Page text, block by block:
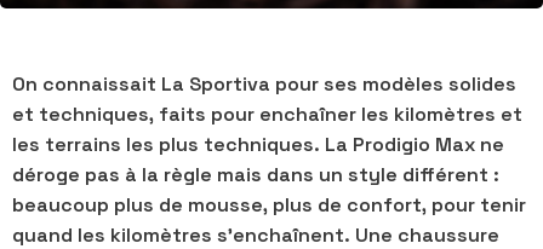
On connaissait La Sportiva pour ses modèles solides
et techniques, faits pour enchaîner les kilomètres et
les terrains les plus techniques. La Prodigio Max ne
déroge pas à la règle mais dans un style différent :
beaucoup plus de mousse, plus de confort, pour tenir
quand les kilomètres s’enchaînent. Une chaussure